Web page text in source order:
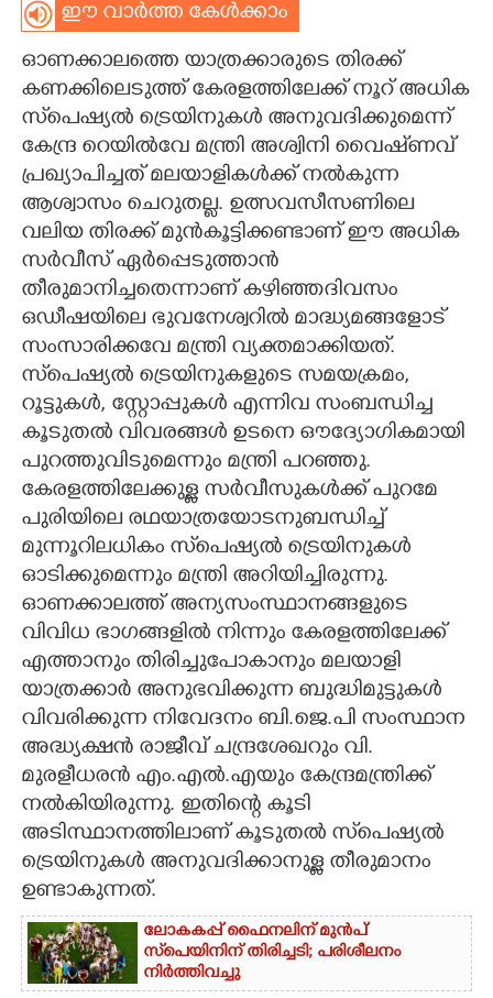
CARTOONS
LITERATURE
ZOOM
CONTACT US
ഈ വാർത്ത കേൾക്കാം
ഓണക്കാലത്തെ യാത്രക്കാരുടെ തിരക്ക്
കണക്കിലെടുത്ത് കേരളത്തിലേക്ക് നൂറ് അധിക
സ്‌പെഷ്യൽ ട്രെയിനുകൾ അനുവദിക്കുമെന്ന്
കേന്ദ്ര റെയിൽവേ മന്ത്രി അശ്വിനി വൈഷ്‌ണവ്
പ്രഖ്യാപിച്ചത് മലയാളികൾക്ക് നൽകുന്ന
ആശ്വാസം ചെറുതല്ല. ഉത്സവസീസണിലെ
വലിയ തിരക്ക് മുൻകൂട്ടിക്കണ്ടാണ് ഈ അധിക
സർവീസ് ഏർപ്പെടുത്താൻ
തീരുമാനിച്ചതെന്നാണ് കഴിഞ്ഞദിവസം
ഒഡീഷയിലെ ഭുവനേശ്വറിൽ മാദ്ധ്യമങ്ങളോട്
സംസാരിക്കവേ മന്ത്രി വ്യക്തമാക്കിയത്.
സ്‌പെഷ്യൽ ട്രെയിനുകളുടെ സമയക്രമം,
റൂട്ടുകൾ, സ്റ്റോപ്പുകൾ എന്നിവ സംബന്ധിച്ച
കൂടുതൽ വിവരങ്ങൾ ഉടനെ ഔദ്യോഗികമായി
പുറത്തുവിടുമെന്നും മന്ത്രി പറഞ്ഞു.
കേരളത്തിലേക്കുള്ള സർവീസുകൾക്ക് പുറമേ
പുരിയിലെ രഥയാത്രയോടനുബന്ധിച്ച്
മുന്നൂറിലധികം സ്‌പെഷ്യൽ ട്രെയിനുകൾ
ഓടിക്കുമെന്നും മന്ത്രി അറിയിച്ചിരുന്നു.
ഓണക്കാലത്ത് അന്യസംസ്ഥാനങ്ങളുടെ
വിവിധ ഭാഗങ്ങളിൽ നിന്നും കേരളത്തിലേക്ക്
എത്താനും തിരിച്ചുപോകാനും മലയാളി
യാത്രക്കാർ അനുഭവിക്കുന്ന ബുദ്ധിമുട്ടുകൾ
വിവരിക്കുന്ന നിവേദനം ബി.ജെ.പി സംസ്ഥാന
അദ്ധ്യക്ഷൻ രാജീവ് ചന്ദ്രശേഖറും വി.
മുരളീധരൻ എം.എൽ.എയും കേന്ദ്രമന്ത്രിക്ക്
നൽകിയിരുന്നു. ഇതിന്റെ കൂടി
അടിസ്ഥാനത്തിലാണ് കൂടുതൽ സ്‌പെഷ്യൽ
ട്രെയിനുകൾ അനുവദിക്കാനുള്ള തീരുമാനം
ഉണ്ടാകുന്നത്.
ലോകകപ്പ് ഫൈനലിന് മുൻപ്
സ്‌പെയിനിന് തിരിച്ചടി; പരിശീലനം
നിർത്തിവച്ചു